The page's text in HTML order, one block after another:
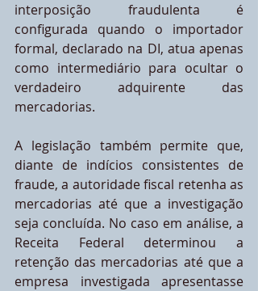
interposição fraudulenta é
configurada quando o importador
formal, declarado na DI, atua apenas
como intermediário para ocultar o
verdadeiro adquirente das
mercadorias.
A legislação também permite que,
diante de indícios consistentes de
fraude, a autoridade fiscal retenha as
mercadorias até que a investigação
seja concluída. No caso em análise, a
Receita Federal determinou a
retenção das mercadorias até que a
empresa investigada apresentasse